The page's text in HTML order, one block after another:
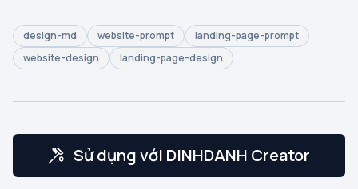
design-md website-prompt
landing-page-prompt
website-design
landing-page-design
Sử dụng với DINHDANH Creator